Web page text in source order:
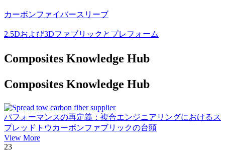
カーボンファイバースリーブ
2.5Dおよび3Dファブリックとプレフォーム
Composites Knowledge Hub
Composites Knowledge Hub
パフォーマンスの再定義：複合エンジニアリングにおけるス
プレッドトウカーボンファブリックの台頭
View More
23